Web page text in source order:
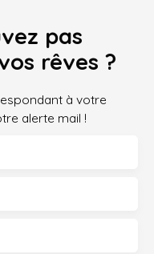
pas
rêves ?
à votre
alerte mail !